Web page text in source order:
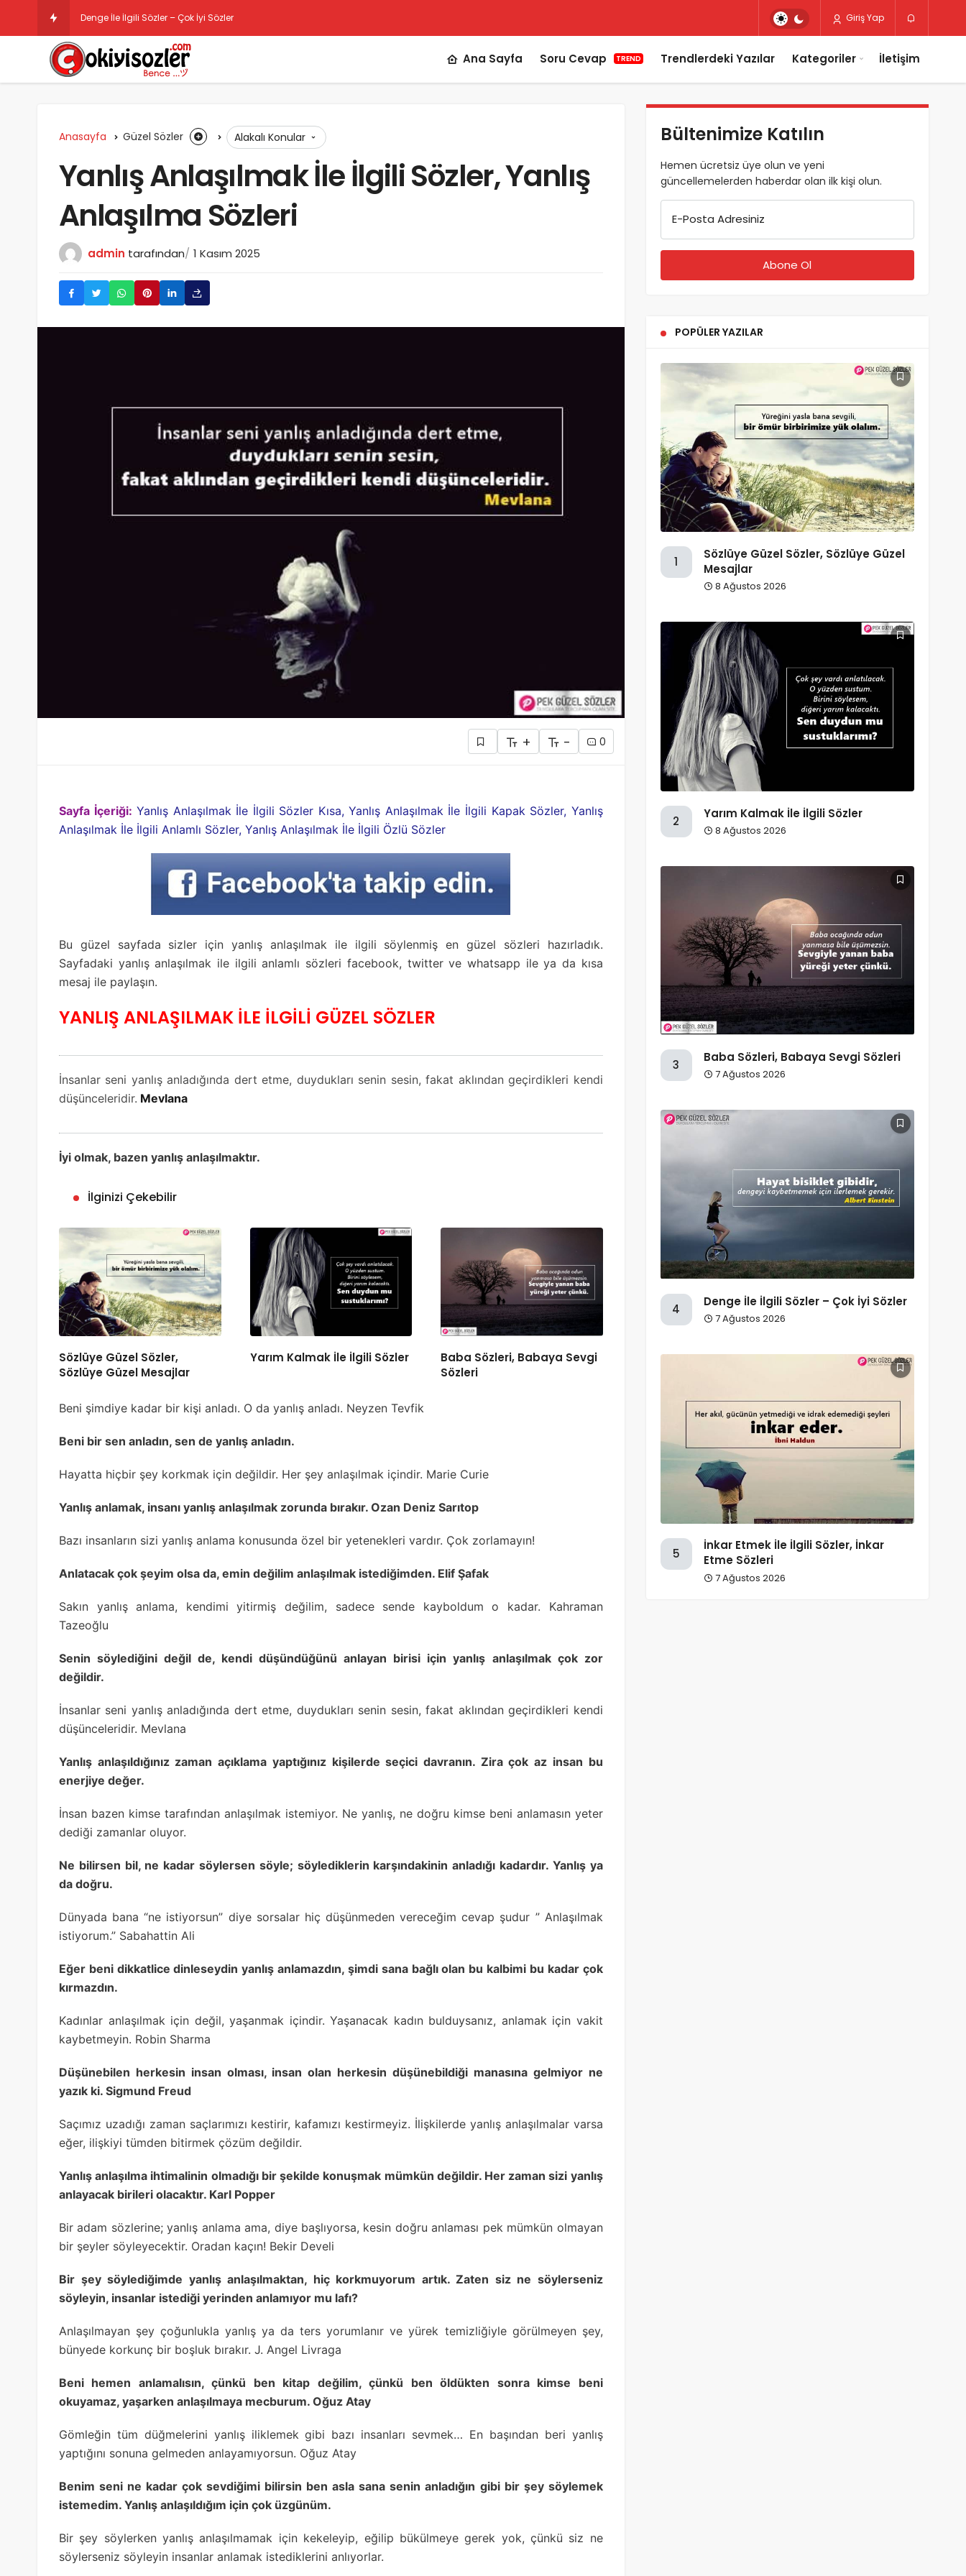
Denge İle İlgili Sözler – Çok İyi Sözler Giriş Yap
Ana Sayfa Soru Cevap TREND Trendlerdeki Yazılar Kategoriler İletişim
Anasayfa Güzel Sözler Alakalı Konular
Yanlış Anlaşılmak İle İlgili Sözler, Yanlış
Anlaşılma Sözleri
admin tarafından 1 Kasım 2025
+ - 0
Sayfa İçeriği: Yanlış Anlaşılmak İle İlgili Sözler Kısa, Yanlış Anlaşılmak İle İlgili Kapak Sözler, Yanlış
Anlaşılmak İle İlgili Anlamlı Sözler, Yanlış Anlaşılmak İle İlgili Özlü Sözler
Bu güzel sayfada sizler için yanlış anlaşılmak ile ilgili söylenmiş en güzel sözleri hazırladık.
Sayfadaki yanlış anlaşılmak ile ilgili anlamlı sözleri facebook, twitter ve whatsapp ile ya da kısa
mesaj ile paylaşın.
YANLIŞ ANLAŞILMAK İLE İLGİLİ GÜZEL SÖZLER
İnsanlar seni yanlış anladığında dert etme, duydukları senin sesin, fakat aklından geçirdikleri kendi
düşünceleridir. Mevlana
İyi olmak, bazen yanlış anlaşılmaktır.
İlginizi Çekebilir
Sözlüye Güzel Sözler,
Sözlüye Güzel Mesajlar
Yarım Kalmak İle İlgili Sözler
Baba Sözleri, Babaya Sevgi
Sözleri
Beni şimdiye kadar bir kişi anladı. O da yanlış anladı. Neyzen Tevfik
Beni bir sen anladın, sen de yanlış anladın.
Hayatta hiçbir şey korkmak için değildir. Her şey anlaşılmak içindir. Marie Curie
Yanlış anlamak, insanı yanlış anlaşılmak zorunda bırakır. Ozan Deniz Sarıtop
Bazı insanların sizi yanlış anlama konusunda özel bir yetenekleri vardır. Çok zorlamayın!
Anlatacak çok şeyim olsa da, emin değilim anlaşılmak istediğimden. Elif Şafak
Sakın yanlış anlama, kendimi yitirmiş değilim, sadece sende kayboldum o kadar. Kahraman
Tazeoğlu
Senin söylediğini değil de, kendi düşündüğünü anlayan birisi için yanlış anlaşılmak çok zor
değildir.
İnsanlar seni yanlış anladığında dert etme, duydukları senin sesin, fakat aklından geçirdikleri kendi
düşünceleridir. Mevlana
Yanlış anlaşıldığınız zaman açıklama yaptığınız kişilerde seçici davranın. Zira çok az insan bu
enerjiye değer.
İnsan bazen kimse tarafından anlaşılmak istemiyor. Ne yanlış, ne doğru kimse beni anlamasın yeter
dediği zamanlar oluyor.
Ne bilirsen bil, ne kadar söylersen söyle; söylediklerin karşındakinin anladığı kadardır. Yanlış ya
da doğru.
Dünyada bana “ne istiyorsun” diye sorsalar hiç düşünmeden vereceğim cevap şudur ” Anlaşılmak
istiyorum.” Sabahattin Ali
Eğer beni dikkatlice dinleseydin yanlış anlamazdın, şimdi sana bağlı olan bu kalbimi bu kadar çok
kırmazdın.
Kadınlar anlaşılmak için değil, yaşanmak içindir. Yaşanacak kadın bulduysanız, anlamak için vakit
kaybetmeyin. Robin Sharma
Düşünebilen herkesin insan olması, insan olan herkesin düşünebildiği manasına gelmiyor ne
yazık ki. Sigmund Freud
Saçımız uzadığı zaman saçlarımızı kestirir, kafamızı kestirmeyiz. İlişkilerde yanlış anlaşılmalar varsa
eğer, ilişkiyi tümden bitirmek çözüm değildir.
Yanlış anlaşılma ihtimalinin olmadığı bir şekilde konuşmak mümkün değildir. Her zaman sizi yanlış
anlayacak birileri olacaktır. Karl Popper
Bir adam sözlerine; yanlış anlama ama, diye başlıyorsa, kesin doğru anlaması pek mümkün olmayan
bir şeyler söyleyecektir. Oradan kaçın! Bekir Develi
Bir şey söylediğimde yanlış anlaşılmaktan, hiç korkmuyorum artık. Zaten siz ne söylerseniz
söyleyin, insanlar istediği yerinden anlamıyor mu lafı?
Anlaşılmayan şey çoğunlukla yanlış ya da ters yorumlanır ve yürek temizliğiyle görülmeyen şey,
bünyede korkunç bir boşluk bırakır. J. Angel Livraga
Beni hemen anlamalısın, çünkü ben kitap değilim, çünkü ben öldükten sonra kimse beni
okuyamaz, yaşarken anlaşılmaya mecburum. Oğuz Atay
Gömleğin tüm düğmelerini yanlış iliklemek gibi bazı insanları sevmek… En başından beri yanlış
yaptığını sonuna gelmeden anlayamıyorsun. Oğuz Atay
Benim seni ne kadar çok sevdiğimi bilirsin ben asla sana senin anladığın gibi bir şey söylemek
istemedim. Yanlış anlaşıldığım için çok üzgünüm.
Bir şey söylerken yanlış anlaşılmamak için kekeleyip, eğilip bükülmeye gerek yok, çünkü siz ne
söylerseniz söyleyin insanlar anlamak istediklerini anlıyorlar.
Bültenimize Katılın
Hemen ücretsiz üye olun ve yeni
güncellemelerden haberdar olan ilk kişi olun.
E-Posta Adresiniz
POPÜLER YAZILAR
1
Sözlüye Güzel Sözler, Sözlüye Güzel
Mesajlar
8 Ağustos 2026
2
Yarım Kalmak İle İlgili Sözler
8 Ağustos 2026
3
Baba Sözleri, Babaya Sevgi Sözleri
7 Ağustos 2026
4
Denge İle İlgili Sözler – Çok İyi Sözler
7 Ağustos 2026
5
İnkar Etmek İle İlgili Sözler, İnkar
Etme Sözleri
7 Ağustos 2026